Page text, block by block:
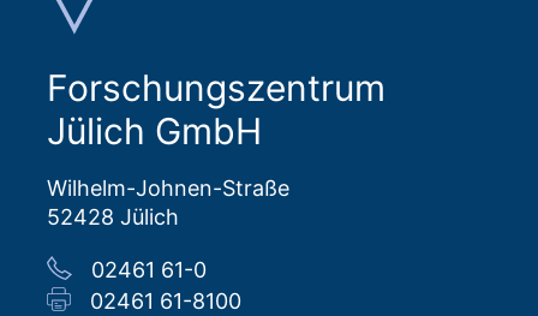
Forschungszentrum
Jülich GmbH
Wilhelm-Johnen-Straße
52428 Jülich
02461 61-0
02461 61-8100